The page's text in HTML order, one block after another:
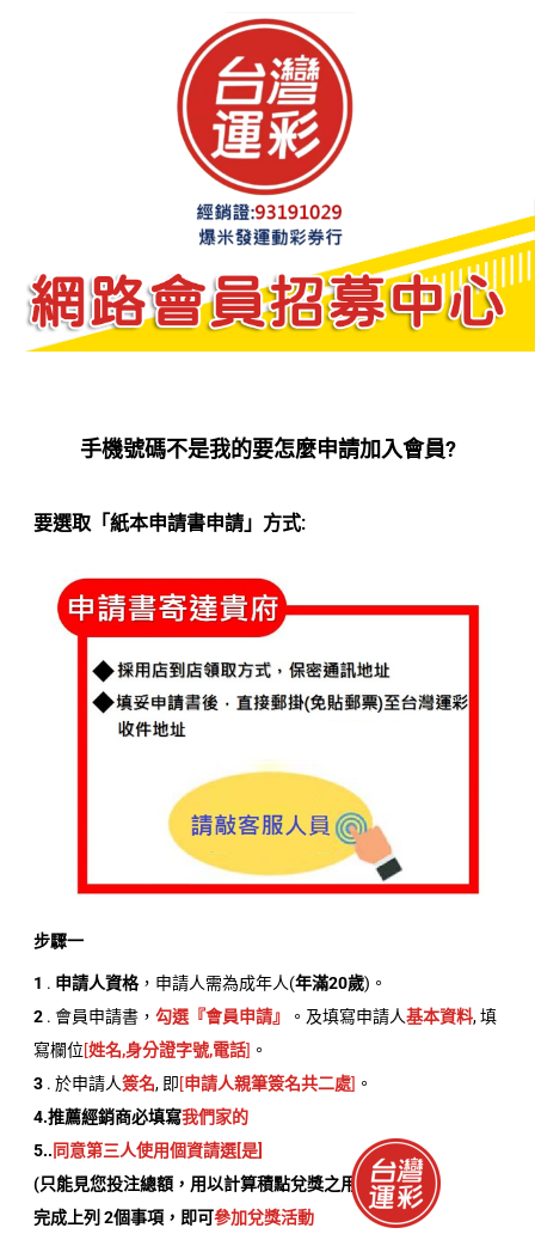
手機號碼不是我的要怎麼申請加入會員?
要選取「紙本申請書申請」方式:
步驟一
1 . 申請人資格，申請人需為成年人(年滿20歲)。
2. 會員申請書， 勾選『會員申請』 。及填寫申請人基本資料, 填
寫欄位[姓名,身分證字號,電話] 。
3. 於申請人簽名, 即[申請人親筆簽名共二處] 。
4.推薦經銷商必填寫我們家的
5..同意第三人使用個資請選[是]
(只能見您投注總額，用以計算積點兌獎之用)
完成上列 2個事項，即可參加兌獎活動